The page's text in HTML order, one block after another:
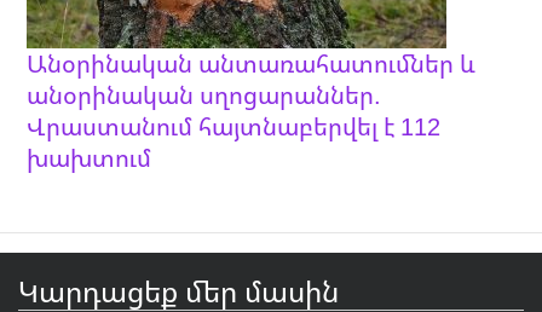
Անօրինական անտառահատումներ և
անօրինական սղոցարաններ.
Վրաստանում հայտնաբերվել է 112
խախտում
Կարդացեք մեր մասին